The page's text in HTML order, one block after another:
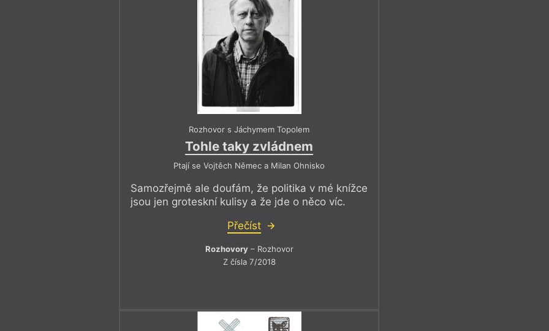
Rozhovor s Jáchymem Topolem
Tohle taky zvládnem
Ptají se Vojtěch Němec a Milan Ohnisko
Samozřejmě ale doufám, že politika v mé knížce
jsou jen groteskní kulisy a že jde o něco víc.
Přečíst
Rozhovory– Rozhovor
Z čísla 7/2018